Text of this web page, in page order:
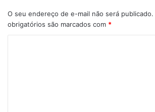
O seu endereço de e-mail não será publicado.
obrigatórios são marcados com *